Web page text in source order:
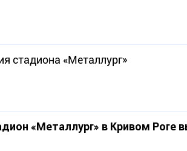
стадиона «Металлург»
«Металлург» в Кривом Роге